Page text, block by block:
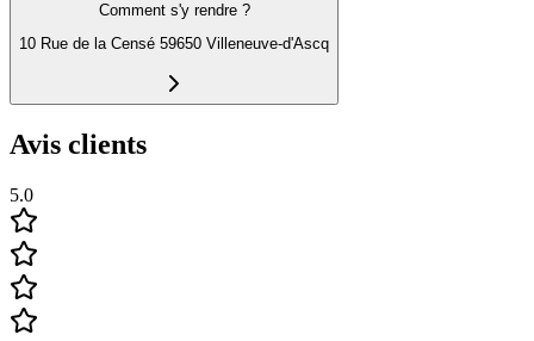
Comment s'y rendre ?
10 Rue de la Censé 59650 Villeneuve-d'Ascq
Avis clients
5.0